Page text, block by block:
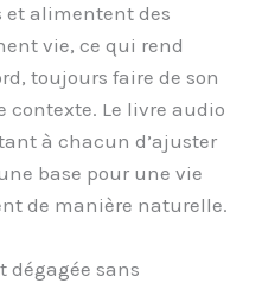
alimentent des
vie, ce qui rend
toujours faire de son
contexte. Le livre audio
à chacun d’ajuster
base pour une vie
de manière naturelle.
dégagée sans